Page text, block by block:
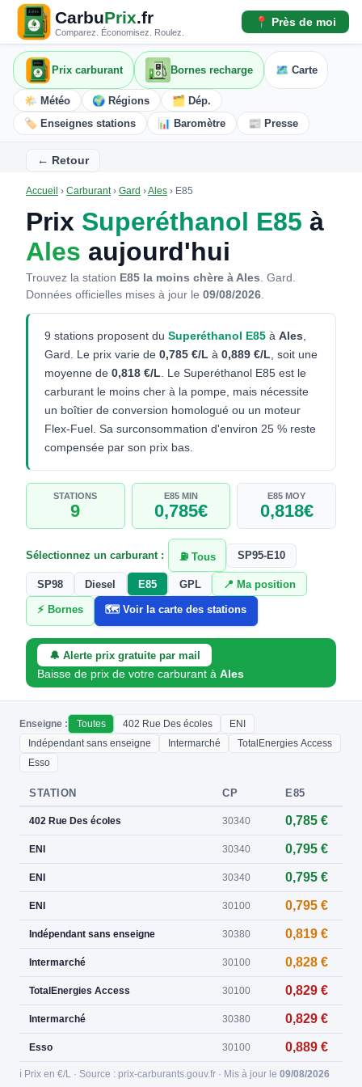
CarbuPrix.fr
Comparez. Économisez. Roulez.
📍 Près de moi
Prix carburant Bornes recharge 🗺️ Carte
🌤️ Météo 🌍 Régions
🗂️ Dép.
🏷️ Enseignes stations
📊 Baromètre 📰 Presse
← Retour
Accueil › Carburant› Gard ›Ales › E85
Prix Superéthanol E85 à
Ales aujourd'hui
Trouvez la station E85 la moins chère à Ales. Gard.
Données officielles mises à jour le 09/08/2026.
9 stations proposent du Superéthanol E85 à Ales,
Gard. Le prix varie de 0,785 €/L à 0,889 €/L, soit une
moyenne de 0,818 €/L. Le Superéthanol E85 est le
carburant le moins cher à la pompe, mais nécessite
un boîtier de conversion homologué ou un moteur
Flex-Fuel. Sa surconsommation d'environ 25 % reste
compensée par son prix bas.
STATIONS
9
E85 MIN
0,785€
E85 MOY
0,818€
Sélectionnez un carburant : ⛽ Tous SP95-E10
SP98 Diesel E85 GPL 📍 Ma position
⚡ Bornes 🗺️ Voir la carte des stations
🔔 Alerte prix gratuite par mail
Baisse de prix de votre carburant àAles
Enseigne : Toutes 402 Rue Des écoles
ENI
Indépendant sans enseigne
Intermarché
TotalEnergies Access
Esso
STATION CP E85
402 Rue Des écoles 30340 0,785 €
ENI 30340 0,795 €
ENI 30340 0,795 €
ENI 30100 0,795 €
Indépendant sans enseigne 30380 0,819 €
Intermarché 30100 0,828 €
TotalEnergies Access 30100 0,829 €
Intermarché 30380 0,829 €
Esso 30100 0,889 €
ℹ️ Prix en €/L · Source : prix-carburants.gouv.fr · Mis à jour le 09/08/2026